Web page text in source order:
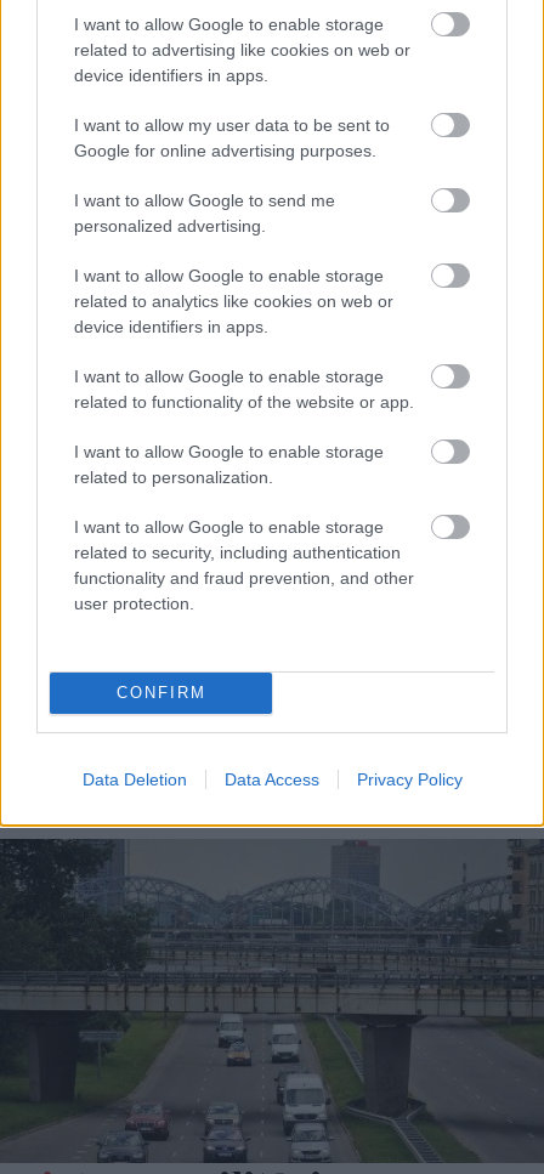
I want to allow Google to enable storage
related to advertising like cookies on web or
device identifiers in apps.
I want to allow my user data to be sent to
Google for online advertising purposes.
I want to allow Google to send me
personalized advertising.
I want to allow Google to enable storage
related to analytics like cookies on web or
device identifiers in apps.
I want to allow Google to enable storage
related to functionality of the website or app.
I want to allow Google to enable storage
related to personalization.
I want to allow Google to enable storage
related to security, including authentication
functionality and fraud prevention, and other
user protection.
CONFIRM
Data Deletion Data Access Privacy Policy
lidosim mazāk un
maksāsim vairāk.
kāpēc
neesmu muļķe!”
Elīna Didrihsone atklāj,
sadzīvot ar visu, kas
par viņu tiek runāts
Lietuviešuuzņēmējs
piedāvā vēl nedzirdētu
glābšanai: “”airBaltic”
mums nav vienkārši
uzņēmums”
NAprasīs veselības
par palātu slēgšanu
Karš Ukrainā ieiet
bojāejas risks
Atcelt Ziņot